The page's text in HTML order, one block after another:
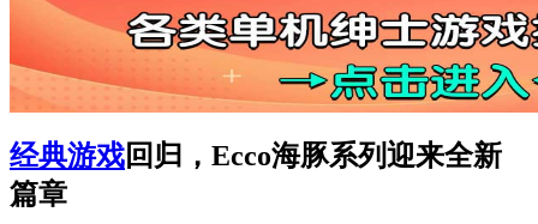
经典游戏回归，Ecco海豚系列迎来全新
篇章